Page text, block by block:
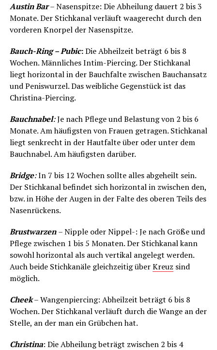
Austin Bar– Nasenspitze: Die Abheilung dauert 2 bis 3
Monate. Der Stichkanal verläuft waagerecht durch den
vorderen Knorpel der Nasenspitze.
Bauch-Ring – Pubic:Die Abheilzeit beträgt 6 bis 8
Wochen. Männliches Intim-Piercing. Der Stichkanal
liegt horizontal in der Bauchfalte zwischen Bauchansatz
und Peniswurzel. Das weibliche Gegenstück ist das
Christina-Piercing.
Bauchnabel:Je nach Pflege und Belastung von 2 bis 6
Monate. Am häufigsten von Frauen getragen. Stichkanal
liegt senkrecht in der Hautfalte über oder unter dem
Bauchnabel. Am häufigsten darüber.
Bridge:In 7 bis 12 Wochen sollte alles abgeheilt sein.
Der Stichkanal befindet sich horizontal in zwischen den,
bzw. in Höhe der Augen in der Falte des oberen Teils des
Nasenrückens.
Brustwarzen – Nipple oder Nippel-: Je nach Größe und
Pflege zwischen 1 bis 5 Monaten. Der Stichkanal kann
sowohl horizontal als auch vertikal angelegt werden.
Auch beide Stichkanäle gleichzeitig überKreuz sind
möglich.
Cheek– Wangenpiercing: Abheilzeit beträgt 6 bis 8
Wochen. Der Stichkanal verläuft durch die Wange an der
Stelle, an der man ein Grübchen hat.
Christina: Die Abheilung beträgt zwischen 2 bis 4